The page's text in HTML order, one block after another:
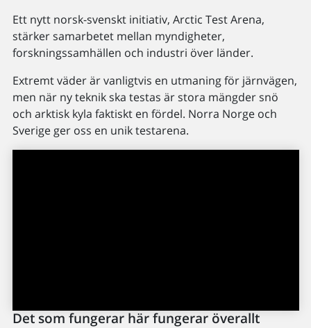
Ett nytt norsk-svenskt initiativ, Arctic Test Arena,
stärker samarbetet mellan myndigheter,
forskningssamhällen och industri över länder.
Extremt väder är vanligtvis en utmaning för järnvägen,
men när ny teknik ska testas är stora mängder snö
och arktisk kyla faktiskt en fördel. Norra Norge och
Sverige ger oss en unik testarena.
Det som fungerar här fungerar överallt